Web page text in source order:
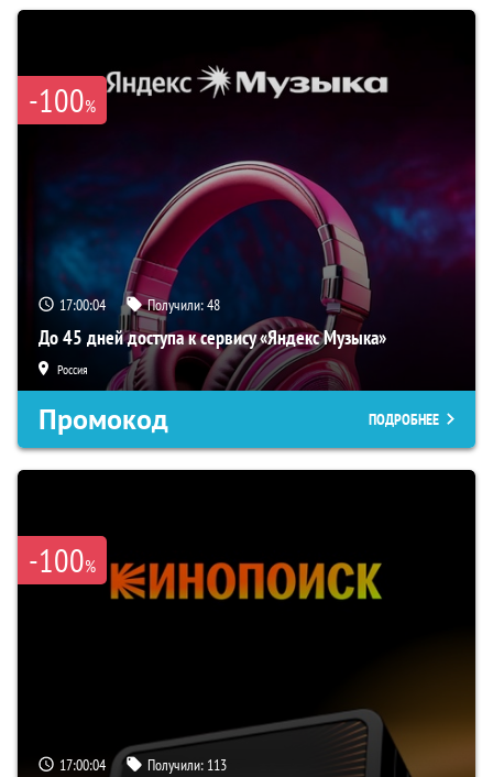
-100%
17:00:03 Получили:48
До 45 дней доступа к сервису «Яндекс Музыка»
Россия
Промокод ПОДРОБНЕЕ
-100%
17:00:03 Получили: 113